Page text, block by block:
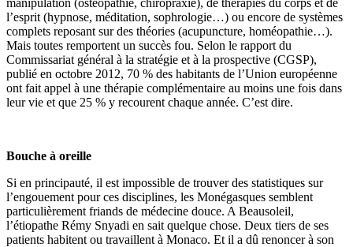
l’esprit (hypnose, méditation, sophrologie…) ou encore de systèmes
complets reposant sur des théories (acupuncture, homéopathie…).
Mais toutes remportent un succès fou. Selon le rapport du
Commissariat général à la stratégie et à la prospective (CGSP),
publié en octobre 2012, 70 % des habitants de l’Union européenne
ont fait appel à une thérapie complémentaire au moins une fois dans
leur vie et que 25 % y recourent chaque année. C’est dire.
Bouche à oreille
Si en principauté, il est impossible de trouver des statistiques sur
l’engouement pour ces disciplines, les Monégasques semblent
particulièrement friands de médecine douce. A Beausoleil,
l’étiopathe Rémy Snyadi en sait quelque chose. Deux tiers de ses
patients habitent ou travaillent à Monaco. Et il a dû renoncer à son